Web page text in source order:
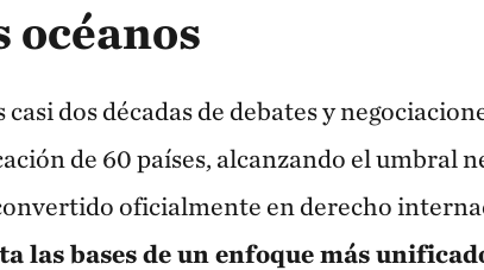
océanos
dos décadas de debates y
de 60 países, alcanzando el umbral
oficialmente en derecho
las bases de un enfoque más